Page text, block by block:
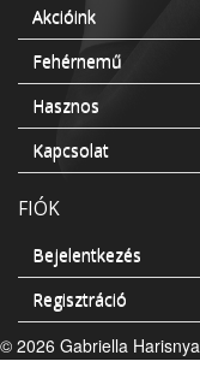
Akcióink
Fehérnemű
Hasznos
Kapcsolat
FIÓK
Bejelentkezés
Regisztráció
© 2026 Gabriella Harisnya